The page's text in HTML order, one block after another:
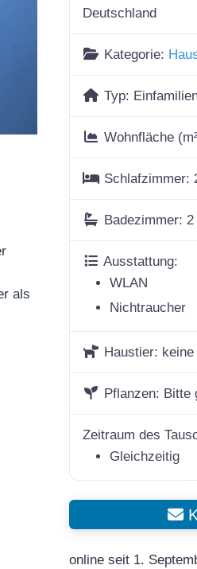
als
Deutschland
Kategorie:
Typ:
Wohnfläche
Schlafzimmer:
Badezimmer: 2
Ausstattung:
WLAN
Nichtraucher
Haustier:
Pflanzen: Bitte
Zeitraum des
Gleichzeitig
online seit 1.